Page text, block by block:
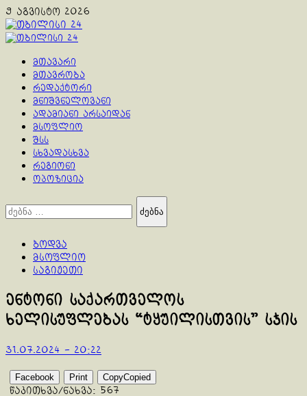
Skip
to
content
9 აგვისტო 2026
Primary
მთავარი
მთავრობა
რედაქტორი
მნიშვნელოვანი
ადამიანი არსაიდან
მსოფლიო
შსს
სხვადასხვა
რეგიონი
ოპოზიცია
ძებნა:
ბოდვა
მსოფლიო
საგიჟეთი
ენტონი საქართველოს
ხელისუფლებას “ტყუილისთვის” სჯის
31.07.2024 - 20:22
Facebook Print CopyCopied
წაკითხვა/ნახვა: 567